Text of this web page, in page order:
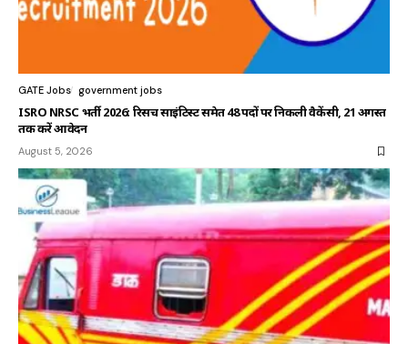
GATE Jobs government jobs
ISRO NRSC भर्ती 2026: रिसर्च साइंटिस्ट समेत 48 पदों पर निकली वैकेंसी, 21 अगस्त
तक करें आवेदन
August 5, 2026